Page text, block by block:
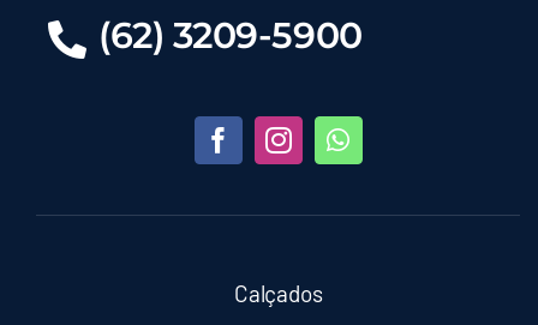
(62) 3209-5900
Calçados